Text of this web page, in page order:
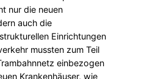
nur die neuen
auch die
Einrichtungen
mussten zum Teil
einbezogen
Krankenhäuser, wie